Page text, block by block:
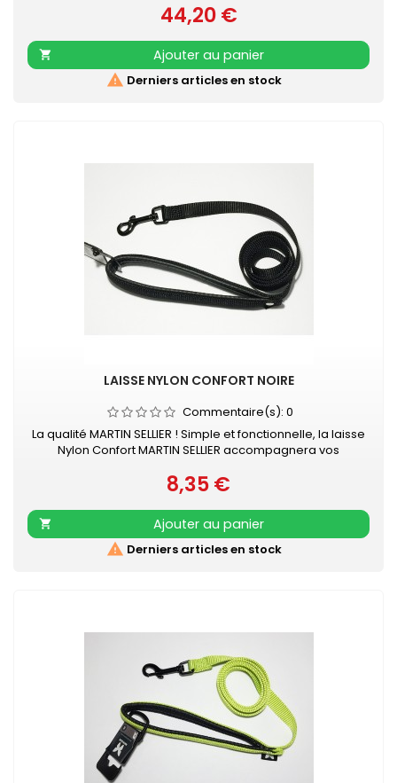
contrôler le chien pendant les balades en ville. Le harnais
IDC®Power est votre compagnon au quotidien, pour le loisir
et la promenade, dans la rue comme au parc. Sa poignée
solide...
Prix
44,20 €

Ajouter au panier
 Derniers articles en stock
LAISSE NYLON CONFORT NOIRE
Commentaire(s): 0
La qualité MARTIN SELLIER ! Simple et fonctionnelle, la laisse
Nylon Confort MARTIN SELLIER accompagnera vos
et résistante Poignée renforcée pour plus de confort
Mousqueton laqué noir Retrouvez également les COLLIERS
NYLON CONFORT assortis
Prix
8,35 €

Ajouter au panier
 Derniers articles en stock